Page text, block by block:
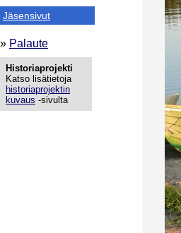
Jäsensivut
» Palaute
Historiaprojekti
Katso lisätietoja
historiaprojektin
kuvaus -sivulta